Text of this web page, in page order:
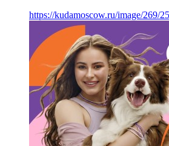
https://kudamoscow.ru/image/269/